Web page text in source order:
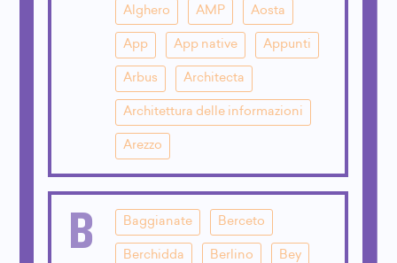
Alghero AMP Aosta
App App native Appunti
Arbus Architecta
Architettura delle informazioni
Arezzo
B Baggianate Berceto
Berchidda Berlino Bey